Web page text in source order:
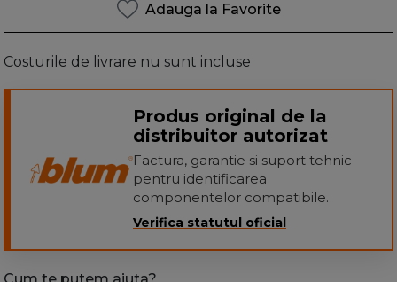
Adauga la Favorite
Costurile de livrare nu sunt incluse
Produs original de la
distribuitor autorizat
Factura, garantie si suport tehnic
pentru identificarea
componentelor compatibile.
Verifica statutul oficial